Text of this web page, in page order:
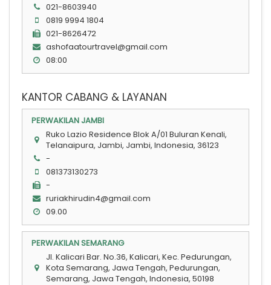
021-8603940
0819 9994 1804
021-8626472
ashofaatourtravel@gmail.com
08:00
KANTOR CABANG & LAYANAN
PERWAKILAN JAMBI
Ruko Lazio Residence Blok A/01 Buluran Kenali,
Telanaipura, Jambi, Jambi, Indonesia, 36123
-
081373130273
-
ruriakhirudin4@gmail.com
09.00
PERWAKILAN SEMARANG
Jl. Kalicari Bar. No.36, Kalicari, Kec. Pedurungan,
Kota Semarang, Jawa Tengah, Pedurungan,
Semarang, Jawa Tengah, Indonesia, 50198